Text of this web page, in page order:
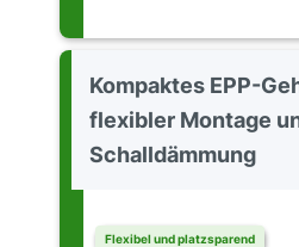
Kompaktes EPP-
flexibler Montage
Schalldämmung
Flexibel und platzsparend